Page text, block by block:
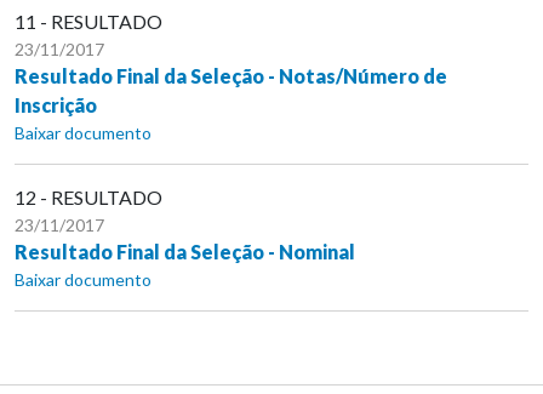
11 - RESULTADO
23/11/2017
Resultado Final da Seleção - Notas/Número de
Inscrição
Baixar documento
12 - RESULTADO
23/11/2017
Resultado Final da Seleção - Nominal
Baixar documento